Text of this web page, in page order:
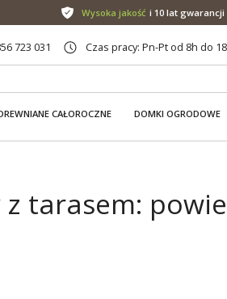
Wysoka jakość i 10 lat gwarancji
723 031 Czas pracy: Pn-Pt od 8h do
CAŁOROCZNE DOMKI OGRODOWE
tarasem: